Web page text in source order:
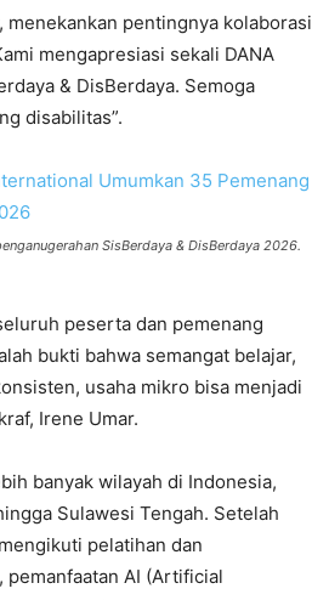
pentingnya kolaborasi
mengapresiasi sekali DANA
& DisBerdaya. Semoga
disabilitas”.
SisBerdaya & DisBerdaya 2026.
peserta dan pemenang
bukti bahwa semangat belajar,
usaha mikro bisa menjadi
Irene Umar.
banyak wilayah di Indonesia,
Sulawesi Tengah. Setelah
pelatihan dan
AI (Artificial